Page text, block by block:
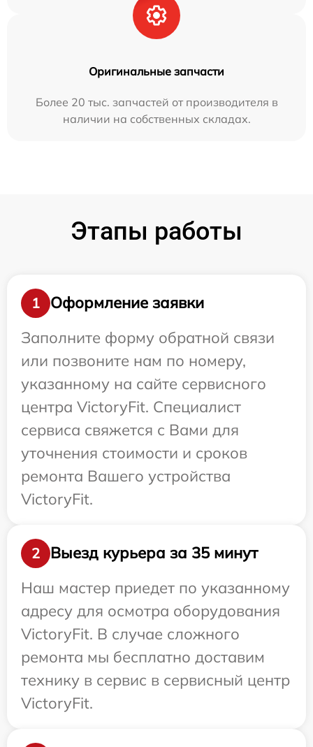
Оригинальные запчасти
Более 20 тыс. запчастей от производителя в
наличии на собственных складах.
Этапы работы
1
Оформление заявки
Заполните форму обратной связи
или позвоните нам по номеру,
указанному на сайте сервисного
центра VictoryFit. Специалист
сервиса свяжется с Вами для
уточнения стоимости и сроков
ремонта Вашего устройства
VictoryFit.
2
Выезд курьера за 35 минут
Наш мастер приедет по указанному
адресу для осмотра оборудования
VictoryFit. В случае сложного
ремонта мы бесплатно доставим
технику в сервис в сервисный центр
VictoryFit.